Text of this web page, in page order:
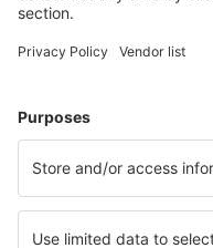
Vuelos baratos
Escapadas
Vuelo+Hotel
Hoteles
Traslados
Atracciones